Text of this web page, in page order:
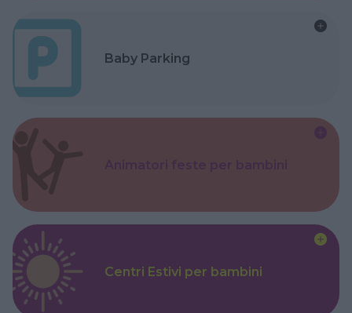
Baby Parking
Centri Estivi per bambini